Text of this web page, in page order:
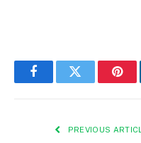
FacebookTwitter
PREVIOUS